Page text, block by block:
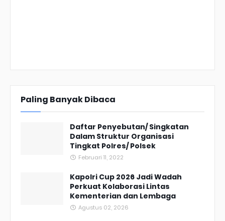
Paling Banyak Dibaca
Daftar Penyebutan/ Singkatan
Dalam Struktur Organisasi
Tingkat Polres/ Polsek
Februari 11, 2022
Kapolri Cup 2026 Jadi Wadah
Perkuat Kolaborasi Lintas
Kementerian dan Lembaga
Agustus 02, 2026